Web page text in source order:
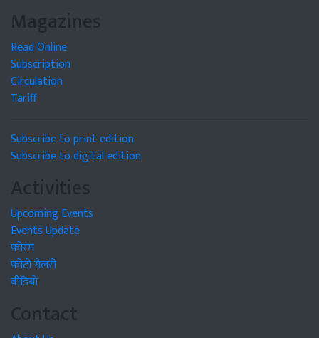
Magazines
Read Online
Subscription
Circulation
Tariff
Subscribe to print edition
Subscribe to digital edition
Activities
Upcoming Events
Events Update
फोरम
फोटो गैलरी
वीडियो
Contact